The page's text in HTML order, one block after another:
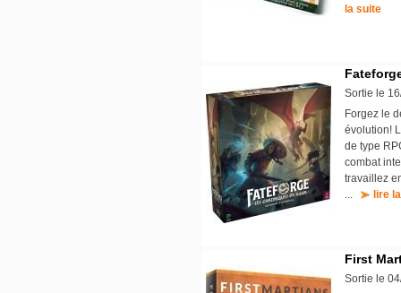
la suite
Sortie le
Forgez le
évolution!
de type
combat
travaillez
...
lire
First
Sortie le